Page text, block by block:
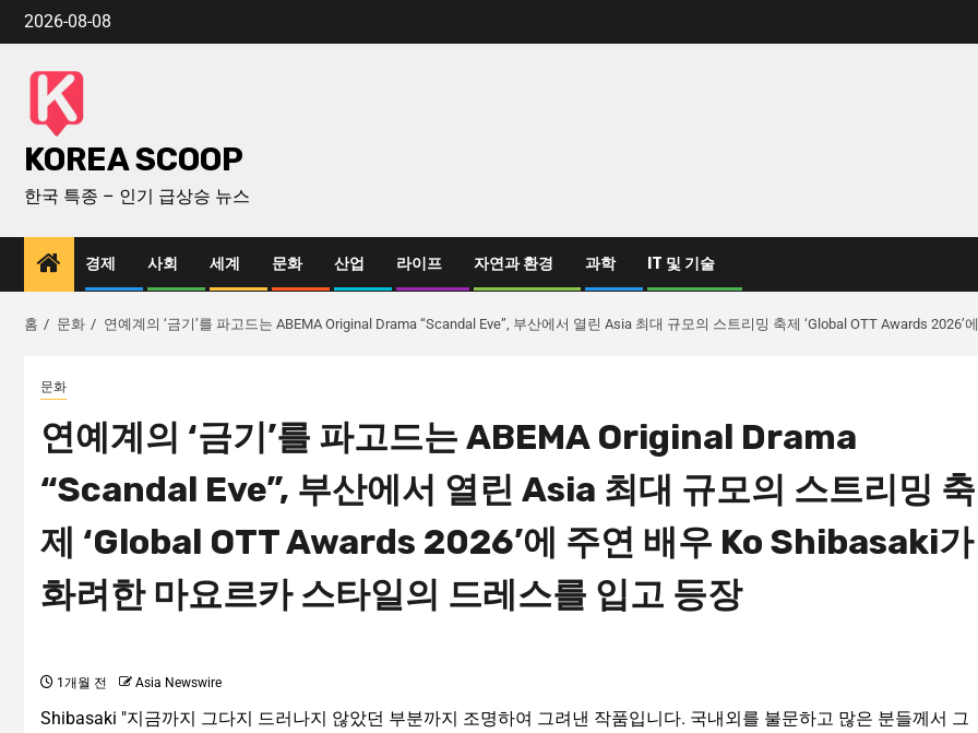
2026-08-08
KOREA SCOOP
한국 특종 – 인기 급상승 뉴스
경제 사회 세계 문화 산업 라이프 자연과 환경 과학 IT 및 기술
홈 문화 연예계의 ‘금기’를 파고드는 ABEMA Original Drama “Scandal Eve”, 부산에서 열린 Asia 최대 규모의 스트리밍 축제 ‘Global OTT Awards
문화
연예계의 ‘금기’를 파고드는 ABEMA Original Drama
“Scandal Eve”, 부산에서 열린 Asia 최대 규모의 스트리밍 축
제 ‘Global OTT Awards 2026’에 주연 배우 Ko Shibasaki가
화려한 마요르카 스타일의 드레스를 입고 등장
1개월 전 Asia Newswire
Shibasaki "지금까지 그다지 드러나지 않았던 부분까지 조명하여 그려낸 작품입니다. 국내외를 불문하고 많은 분들께서 그